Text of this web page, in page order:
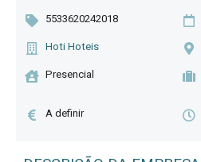
5533620242018
Hoti Hoteis
Presencial
A definir